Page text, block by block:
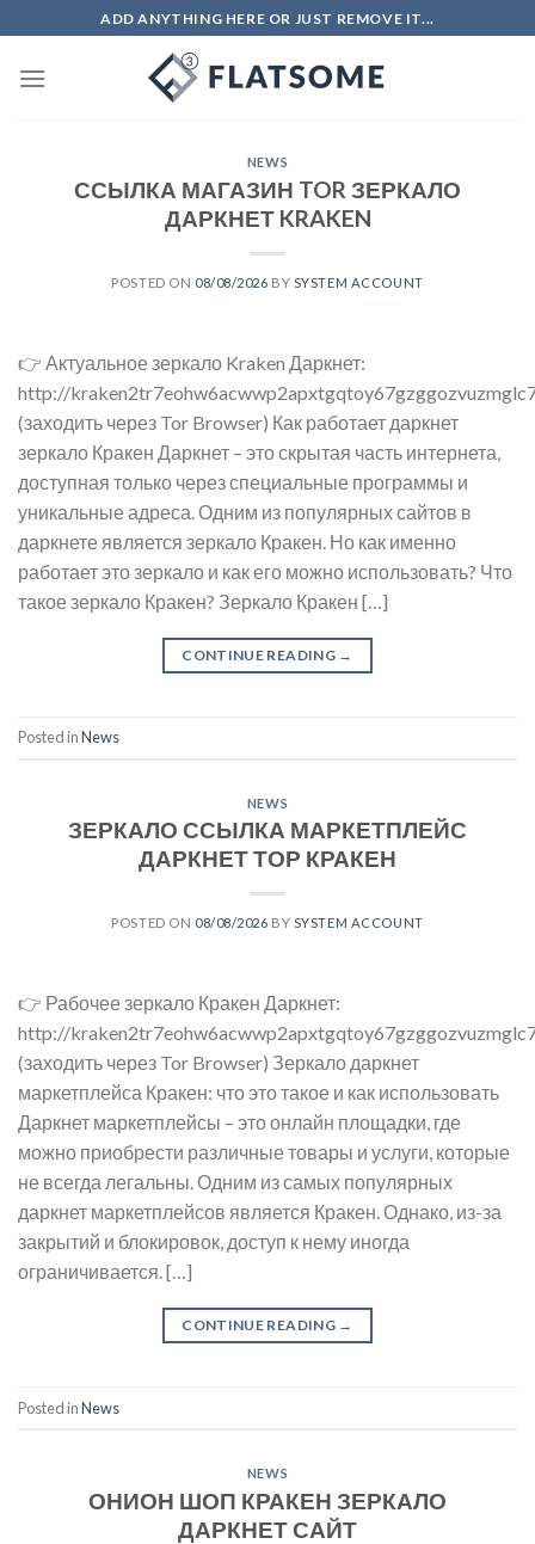
to
content
ADD ANYTHING HERE OR JUST REMOVE IT...
NEWS
ССЫЛКА МАГАЗИН TOR ЗЕРКАЛО
ДАРКНЕТ KRAKEN
POSTED ON 08/08/2026 BY SYSTEM ACCOUNT
👉 Актуальное зеркало Kraken Даркнет:
http://
(заходить через Tor Browser) Как работает даркнет
зеркало Кракен Даркнет – это скрытая часть интернета,
доступная только через специальные программы и
уникальные адреса. Одним из популярных сайтов в
даркнете является зеркало Кракен. Но как именно
работает это зеркало и как его можно использовать? Что
такое зеркало Кракен? Зеркало Кракен […]
CONTINUE READING →
Posted inNews
NEWS
ЗЕРКАЛО ССЫЛКА МАРКЕТПЛЕЙС
ДАРКНЕТ ТОР КРАКЕН
POSTED ON 08/08/2026 BY SYSTEM ACCOUNT
👉 Рабочее зеркало Кракен Даркнет:
http://
(заходить через Tor Browser) Зеркало даркнет
маркетплейса Кракен: что это такое и как использовать
Даркнет маркетплейсы – это онлайн площадки, где
можно приобрести различные товары и услуги, которые
не всегда легальны. Одним из самых популярных
даркнет маркетплейсов является Кракен. Однако, из-за
закрытий и блокировок, доступ к нему иногда
ограничивается. […]
CONTINUE READING →
Posted inNews
NEWS
ОНИОН ШОП КРАКЕН ЗЕРКАЛО
ДАРКНЕТ САЙТ